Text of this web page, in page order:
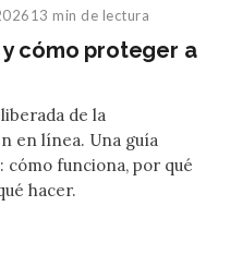
13 min de lectura
cómo proteger a
de la
en línea. Una guía
cómo funciona, por qué
hacer.